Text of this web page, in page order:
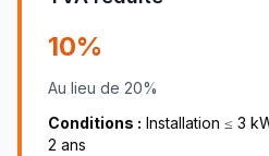
10%
Au lieu de 20%
Conditions : Installation ≤ 3
2 ans